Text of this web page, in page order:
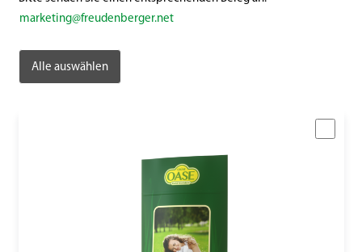
marketing@freudenberger.net
Alle auswählen